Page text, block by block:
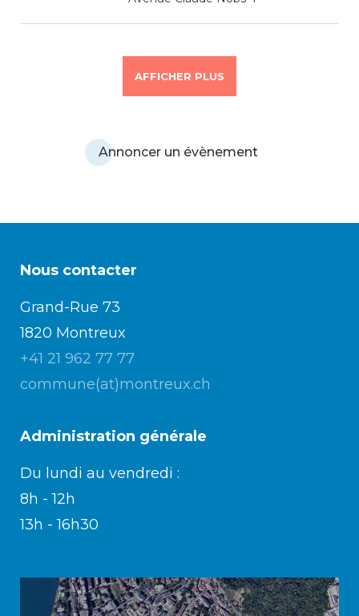
AFFICHER PLUS
Annoncer un évènement
Nous contacter
Grand-Rue 73
1820 Montreux
+41 21 962 77 77
commune(at)montreux.ch
Administration générale
Du lundi au vendredi :
8h - 12h
13h - 16h30